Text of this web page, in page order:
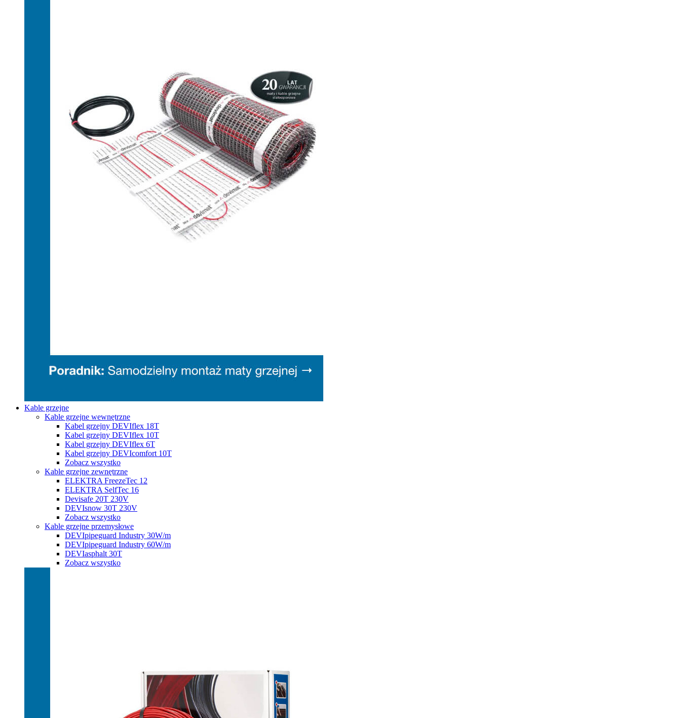
Kable grzejne
Kable grzejne wewnętrzne
Kabel grzejny DEVIflex 18T
Kabel grzejny DEVIflex 10T
Kabel grzejny DEVIflex 6T
Kabel grzejny DEVIcomfort 10T
Zobacz wszystko
Kable grzejne zewnętrzne
ELEKTRA FreezeTec 12
ELEKTRA SelfTec 16
Devisafe 20T 230V
DEVIsnow 30T 230V
Zobacz wszystko
Kable grzejne przemysłowe
DEVIpipeguard Industry 30W/m
DEVIpipeguard Industry 60W/m
DEVIasphalt 30T
Zobacz wszystko